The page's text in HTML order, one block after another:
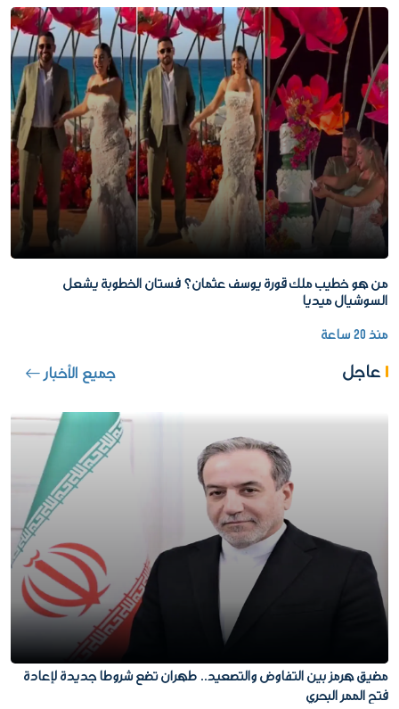
من هو خطيب ملك قورة يوسف عثمان؟ فستان الخطوبة يشعل
السوشيال ميديا
منذ 20 ساعة
عاجل جميع الأخبار
مضيق هرمز بين التفاوض والتصعيد.. طهران تضع شروطا جديدة لإعادة
فتح الممر البحري